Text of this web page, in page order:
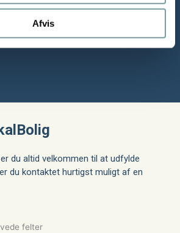
Afvis
du altid velkommen til at udfylde
du kontaktet hurtigst muligt af en
felter